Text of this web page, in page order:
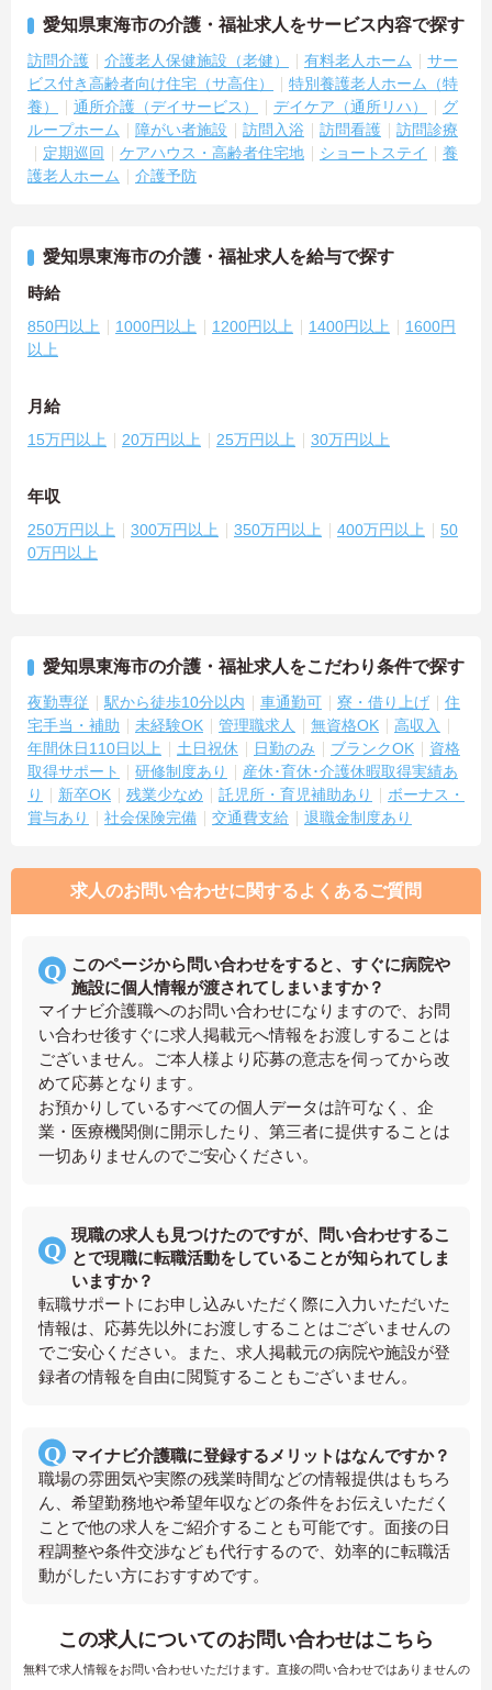
愛知県東海市の介護・福祉求人をサービス内容で探す
訪問介護 介護老人保健施設（老健） 有料老人ホーム
サー
ビス付き高齢者向け住宅（サ高住）
特別養護老人ホーム（特
養）
通所介護（デイサービス） デイケア（通所リハ）
グ
ループホーム
障がい者施設 訪問入浴 訪問看護
訪問診療
定期巡回
ケアハウス・高齢者住宅地 ショートステイ
養
護老人ホーム
介護予防
愛知県東海市の介護・福祉求人を給与で探す
時給
850円以上 1000円以上 1200円以上 1400円以上
1600円
以上
月給
15万円以上 20万円以上 25万円以上 30万円以上
年収
250万円以上 300万円以上 350万円以上 400万円以上
50
0万円以上
愛知県東海市の介護・福祉求人をこだわり条件で探す
夜勤専従 駅から徒歩10分以内 車通勤可 寮・借り上げ
住
宅手当・補助
未経験OK 管理職求人 無資格OK
高収入
年間休日110日以上
土日祝休 日勤のみ ブランクOK
資格
取得サポート
研修制度あり
産休･育休･介護休暇取得実績あ
り
新卒OK 残業少なめ 託児所・育児補助あり
ボーナス・
賞与あり
社会保険完備 交通費支給 退職金制度あり
求人のお問い合わせに関するよくあるご質問
このページから問い合わせをすると、すぐに病院や
施設に個人情報が渡されてしまいますか？
マイナビ介護職へのお問い合わせになりますので、お問
い合わせ後すぐに求人掲載元へ情報をお渡しすることは
ございません。ご本人様より応募の意志を伺ってから改
めて応募となります。
お預かりしているすべての個人データは許可なく、企
業・医療機関側に開示したり、第三者に提供することは
一切ありませんのでご安心ください。
現職の求人も見つけたのですが、問い合わせするこ
とで現職に転職活動をしていることが知られてしま
いますか？
転職サポートにお申し込みいただく際に入力いただいた
情報は、応募先以外にお渡しすることはございませんの
でご安心ください。また、求人掲載元の病院や施設が登
録者の情報を自由に閲覧することもございません。
マイナビ介護職に登録するメリットはなんですか？
職場の雰囲気や実際の残業時間などの情報提供はもちろ
ん、希望勤務地や希望年収などの条件をお伝えいただく
ことで他の求人をご紹介することも可能です。面接の日
程調整や条件交渉なども代行するので、効率的に転職活
動がしたい方におすすめです。
この求人についてのお問い合わせはこちら
無料で求人情報をお問い合わせいただけます。直接の問い合わせではありませんの